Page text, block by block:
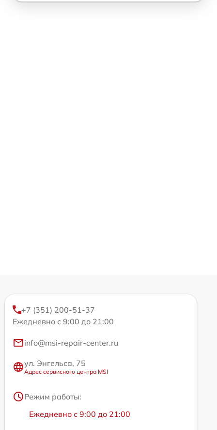
+7 (351) 200-51-37
Ежедневно с 9:00 до 21:00
info@msi-repair-center.ru
ул. Энгельса, 75
Адрес сервисного центра MSI
Режим работы:
Ежедневно с 9:00 до 21:00